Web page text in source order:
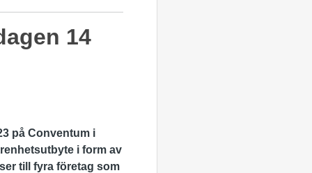
14
på Conventum i
i form av
till fyra företag som